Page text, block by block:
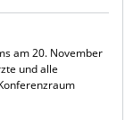
am 20. November
und alle